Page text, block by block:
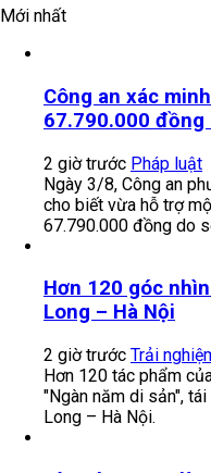
Mới nhất
Công an xác
67.790.000 đồng
2 giờ trước Pháp luật
Ngày 3/8, Công an
cho biết vừa hỗ trợ
67.790.000 đồng do
Hơn 120 góc
Long – Hà Nội
2 giờ trước Trải
Hơn 120 tác phẩm
"Ngàn năm di sản",
Long – Hà Nội.